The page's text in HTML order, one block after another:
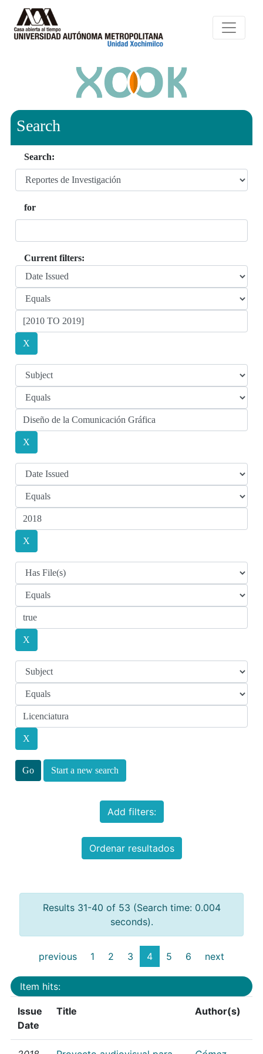
Search
Search:
for
Current filters:
Start a new search
Add filters:
Ordenar resultados
Results 31-40 of 53 (Search time: 0.004
seconds).
previous 1 2 3 4 5 6 next
Item hits:
Issue
Date
Title Author(s)